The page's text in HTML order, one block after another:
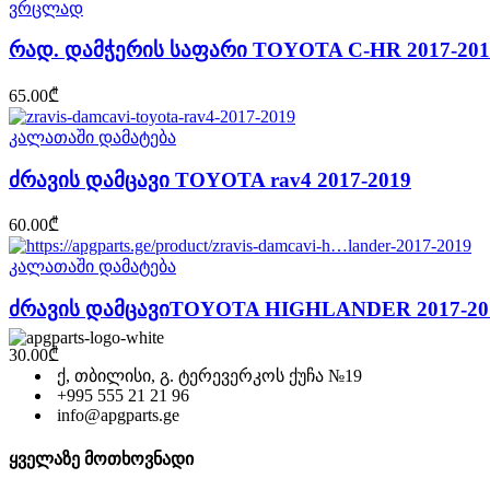
ვრცლად
რად. დამჭერის საფარი TOYOTA C-HR 2017-
65.00₾
კალათაში დამატება
ძრავის დამცავი TOYOTA rav4 2017-2019
60.00₾
კალათაში დამატება
ძრავის დამცავიTOYOTA HIGHLANDER 2017-
30.00₾
ქ, თბილისი, გ. ტერევერკოს ქუჩა №19
+995 555 21 21 96
info@apgparts.ge
ყველაზე მოთხოვნადი